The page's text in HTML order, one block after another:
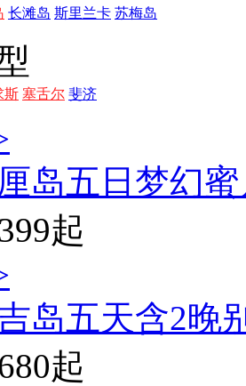
长滩岛 斯里兰卡 苏梅岛
斯 塞舌尔 斐济
岛五日梦幻
起
岛五天含2晚
起